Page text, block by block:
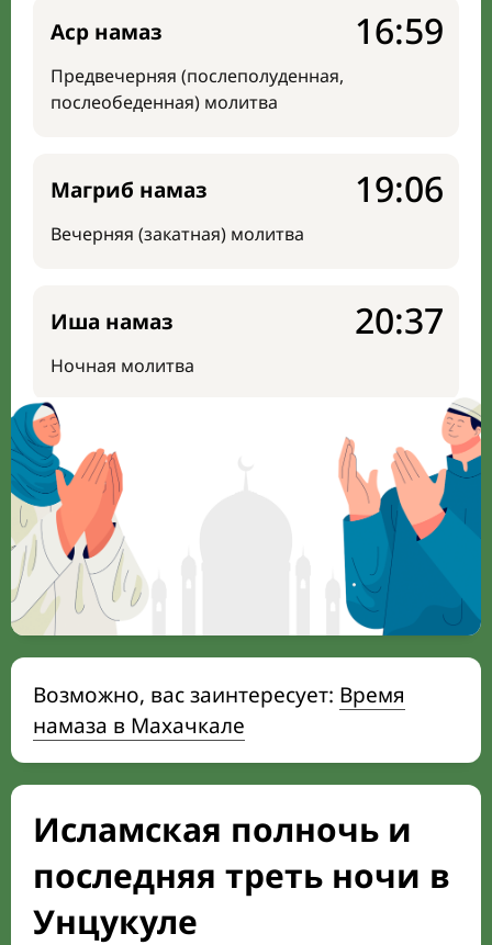
Аср намаз
Предвечерняя (послеполуденная,
послеобеденная) молитва
16:59
Магриб намаз
Вечерняя (закатная) молитва
19:06
Иша намаз
Ночная молитва
20:37
Возможно, вас заинтересует: Время
намаза в Махачкале
Исламская полночь и
последняя треть ночи в
Унцукуле